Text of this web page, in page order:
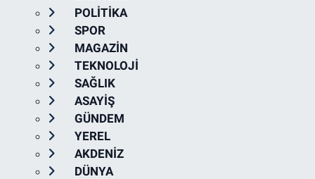
POLİTİKA
SPOR
MAGAZİN
TEKNOLOJİ
SAĞLIK
ASAYİŞ
GÜNDEM
YEREL
AKDENİZ
DÜNYA